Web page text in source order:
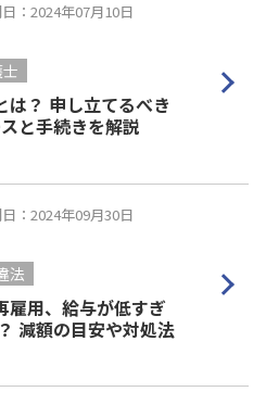
：2024年07月10日
は？ 申し立てるべき
と手続きを解説
：2024年09月30日
法
雇用、給与が低すぎ
減額の目安や対処法